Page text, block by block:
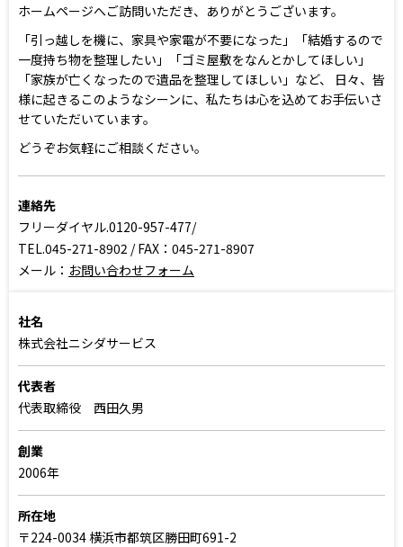
ホームページへご訪問いただき、ありがとうございます。
「引っ越しを機に、家具や家電が不要になった」「結婚するので
一度持ち物を整理したい」「ゴミ屋敷をなんとかしてほしい」
「家族が亡くなったので遺品を整理してほしい」など、 日々、皆
様に起きるこのようなシーンに、私たちは心を込めてお手伝いさ
せていただいています。
どうぞお気軽にご相談ください。
連絡先
フリーダイヤル.0120-957-477/
TEL.045-271-8902 / FAX：045-271-8907
メール： お問い合わせフォーム
社名
株式会社ニシダサービス
代表者
代表取締役 西田久男
創業
2006年
所在地
〒224-0034 横浜市都筑区勝田町691-2